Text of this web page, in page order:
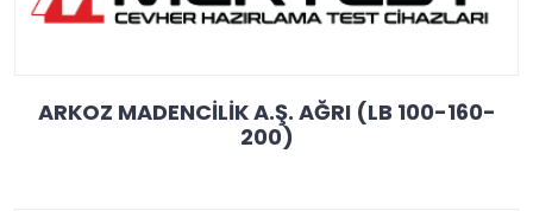
ARKOZ MADENCİLİK A.Ş. AĞRI (LB 100-160-
200)